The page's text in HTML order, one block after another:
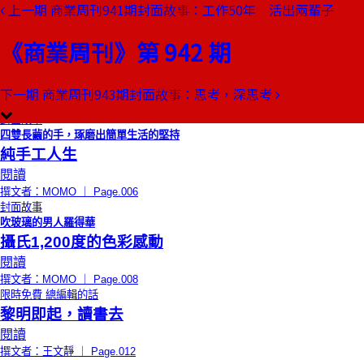
上一期 商業周刊941期封面故事：工作50年 活出兩輩子
《商業周刊》第 942 期
下一期 商業周刊943期封面故事：思考，深思考
本期目錄
小吃大學問
林家乾麵
閱讀
撰文者：舒國治 ｜ Page.004
封面故事
四雙長繭的手，琢磨出簡單生活的堅持
純手工人生
閱讀
撰文者：ΜOMO ｜ Page.006
封面故事
吹玻璃的男人羅得華
攝氏1,200度的色彩感動
閱讀
撰文者：ΜΟΜΟ ｜ Page.008
限時免費 總編輯的話
黎明即起，讀書去
閱讀
撰文者：王文靜 ｜ Page.012